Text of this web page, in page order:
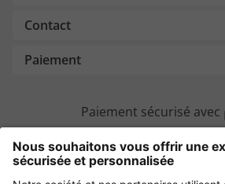
Contact
Paiement
Paiement sécurisé avec
Autres magasins en ligne